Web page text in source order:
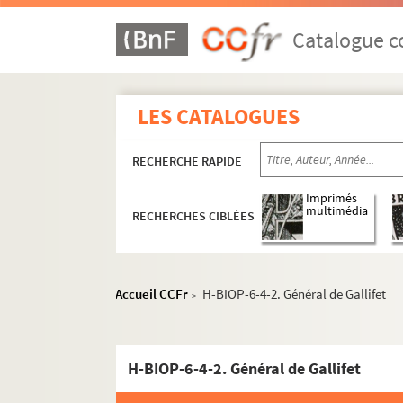
Catalogue
LES CATALOGUES
RECHERCHE RAPIDE
RECHERCHES CIBLÉES
Imprimés
multimédia
Accueil CCFr > H-BIOP-6-4-2. Général de Gallifet
H-BIOP-6-4-2. Général de Gallifet